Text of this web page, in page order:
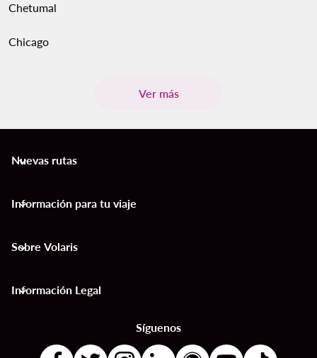
Chetumal
Chicago
Ver más
Nuevas rutas
keyboard_arrow_down
Información para tu viaje
keyboard_arrow_down
Sobre Volaris
keyboard_arrow_down
Información Legal
keyboard_arrow_down
Síguenos